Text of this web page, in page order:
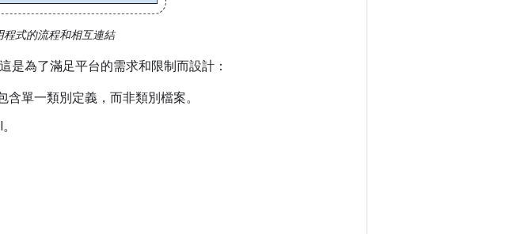
程式的流程和相互連結
是為了滿足平台的需求和限制而設計：
含單一類別定義，而非類別檔案。